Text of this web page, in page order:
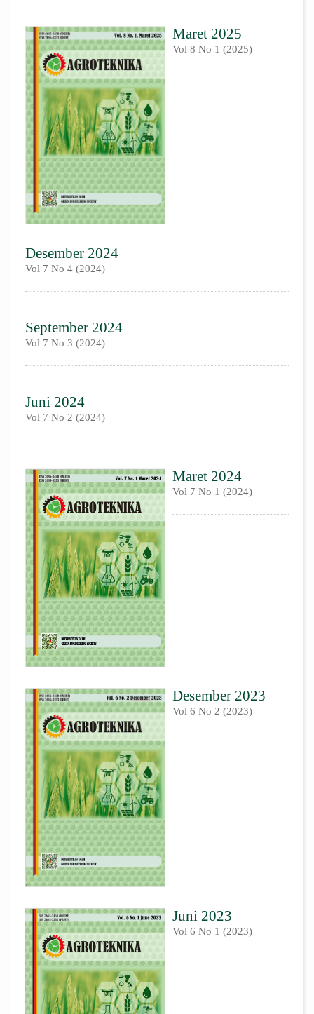
Maret 2025
Vol 8 No 1 (2025)
Desember 2024
Vol 7 No 4 (2024)
September 2024
Vol 7 No 3 (2024)
Juni 2024
Vol 7 No 2 (2024)
Maret 2024
Vol 7 No 1 (2024)
Desember 2023
Vol 6 No 2 (2023)
Juni 2023
Vol 6 No 1 (2023)